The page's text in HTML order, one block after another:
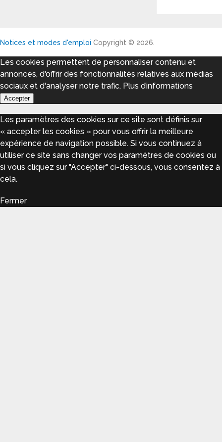
Notices et modes d'emploi Copyright © 2026.
Les cookies permettent de personnaliser contenu et
annonces, d'offrir des fonctionnalités relatives aux médias
sociaux et d'analyser notre trafic. Plus d’informations
Accepter
Les paramètres des cookies sur ce site sont définis sur
« accepter les cookies » pour vous offrir la meilleure
expérience de navigation possible. Si vous continuez à
utiliser ce site sans changer vos paramètres de cookies ou
si vous cliquez sur "Accepter" ci-dessous, vous consentez à
cela.
Fermer